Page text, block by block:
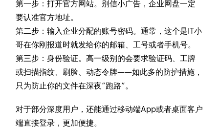
第一步：打开官方网站。别信小广告，企业网盘一定
要认准官方地址。
第二步：输入企业分配的账号密码。通常，这个是IT小
哥在你刚报道时就发给你的邮箱、工号或者手机号。
第三步：身份验证。高一级别的会要求验证码、工牌
或扫描指纹、刷脸、动态令牌——如此多的防护措施，
只为防止你的文件在深夜“跑路”。
对于部分深度用户，还能通过移动端App或者桌面客户
端直接登录，更加便捷。